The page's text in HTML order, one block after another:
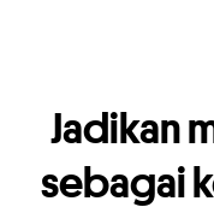
Jadikan
sebagai